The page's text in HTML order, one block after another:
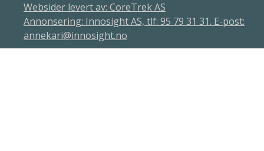
Websider levert av: CoreTrek AS
Annonsering: Innosight AS, tlf: 95 79 31 31. E-post:
annekari@innosight.no